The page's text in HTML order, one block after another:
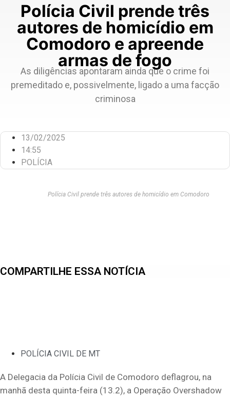
Polícia Civil prende três
autores de homicídio em
Comodoro e apreende
armas de fogo
As diligências apontaram ainda que o crime foi
premeditado e, possivelmente, ligado a uma facção
criminosa
13/02/2025
14:55
POLÍCIA
Polícia Civil prende três autores de homicídio em Comodoro
COMPARTILHE ESSA NOTÍCIA
POLÍCIA CIVIL DE MT
A Delegacia da Polícia Civil de Comodoro deflagrou, na
manhã desta quinta-feira (13.2), a Operação Overshadow